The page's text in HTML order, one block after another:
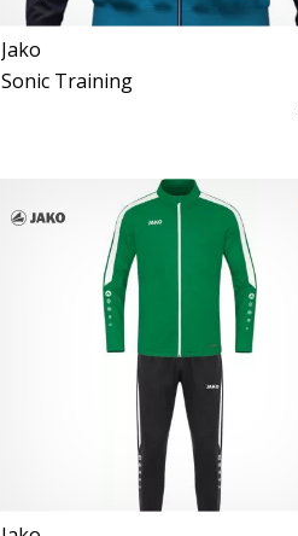
Jako
Sonic Training
140 152 164